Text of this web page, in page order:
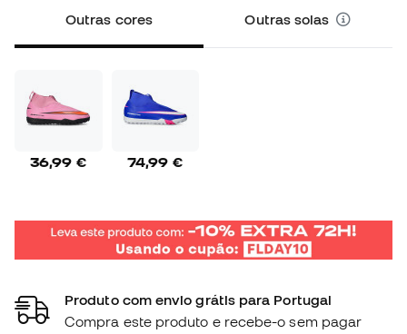
Outras cores Outras solas
36,99 € 74,99 €
Produto com envio grátis para Portugal
Compra este produto e recebe-o sem pagar